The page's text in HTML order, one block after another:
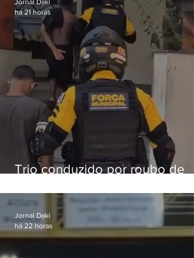
Trio conduzido por roubo de
passagens
Jornal Daki
há 21 horas
Jornal Daki
há 22 horas